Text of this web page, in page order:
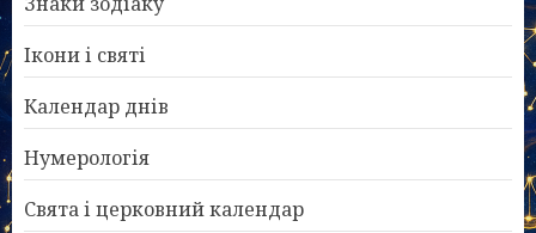
Ікони і святі
Календар днів
Нумерологія
Свята і церковний календар